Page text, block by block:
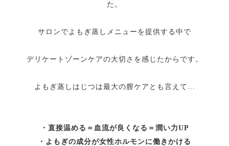
た。
サロンでよもぎ蒸しメニューを提供する中で
デリケートゾーンケアの大切さを感じたからです。
よもぎ蒸しはじつは最大の膣ケアとも言えて…
・直接温める＝血流が良くなる＝潤い力UP
・ よもぎの成分が女性ホルモンに働きかける